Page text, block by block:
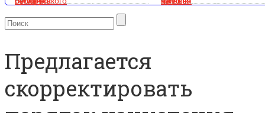
Предлагается
скорректировать